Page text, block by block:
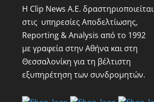
Η Clip News A.E. δραστηριοποιείται
στις υπηρεσίες Αποδελτίωσης,
Reporting & Analysis από το 1992
με γραφεία στην Αθήνα και στη
Θεσσαλονίκη για τη βέλτιστη
εξυπηρέτηση των συνδρομητών.